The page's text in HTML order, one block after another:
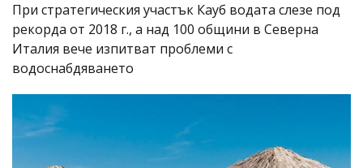
При стратегическия участък Кауб водата слезе под
рекорда от 2018 г., а над 100 общини в Северна
Италия вече изпитват проблеми с
водоснабдяването